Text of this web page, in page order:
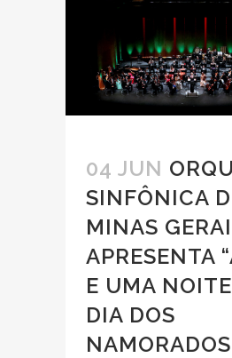
04 JUN
SINFÔNICA
MINAS
APRESENTA
E UMA
DIA DOS
NAMORADOS